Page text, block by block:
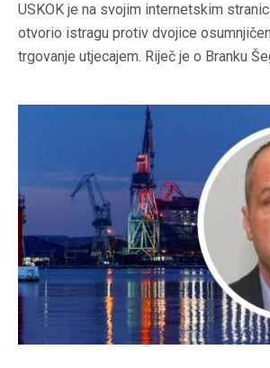
USKOK je na svojim internetskim
otvorio istragu protiv dvojice
trgovanje utjecajem. Riječ je o Branku